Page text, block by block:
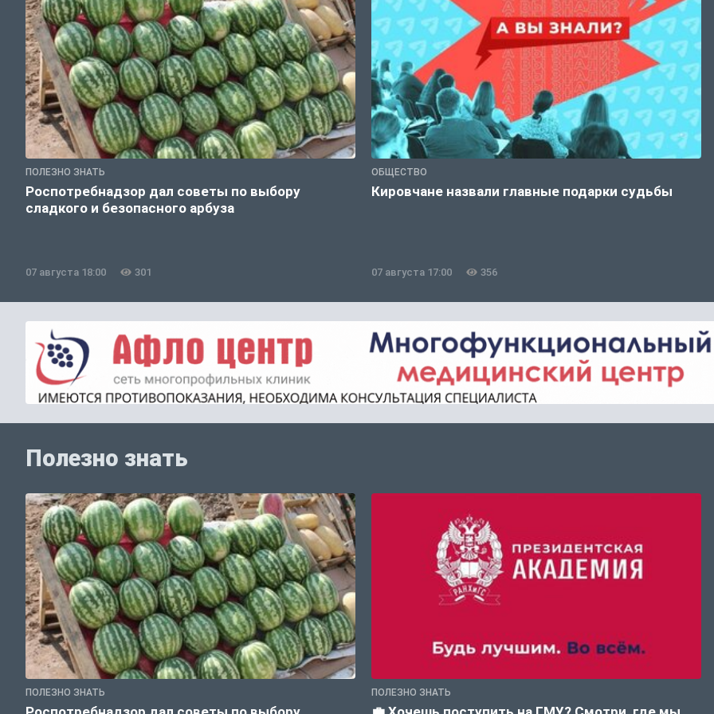
ПОЛЕЗНО ЗНАТЬ
Роспотребнадзор дал советы по выбору
сладкого и безопасного арбуза
07 августа 18:00 301
ОБЩЕСТВО
Кировчане назвали главные подарки судьбы
07 августа 17:00 356
Полезно знать
ПОЛЕЗНО ЗНАТЬ ПОЛЕЗНО ЗНАТЬ